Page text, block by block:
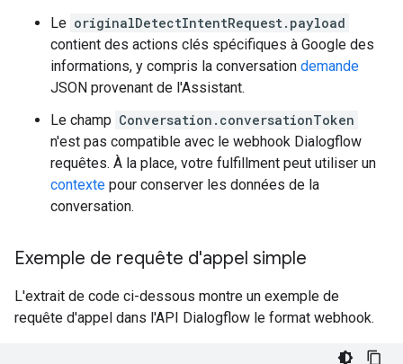
Le originalDetectIntentRequest.payload
contient des actions clés spécifiques à Google des
informations, y compris la conversation demande
JSON provenant de l'Assistant.
Le champ Conversation.conversationToken
n'est pas compatible avec le webhook Dialogflow
requêtes. À la place, votre fulfillment peut utiliser un
contexte pour conserver les données de la
conversation.
Exemple de requête d'appel simple
L'extrait de code ci-dessous montre un exemple de
requête d'appel dans l'API Dialogflow le format webhook.